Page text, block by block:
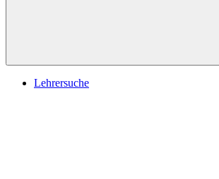
Lehrersuche